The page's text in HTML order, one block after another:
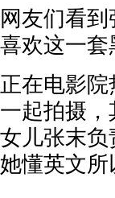
网友们看
喜欢这一套
正在电影
一起拍摄
女儿张末
她懂英文